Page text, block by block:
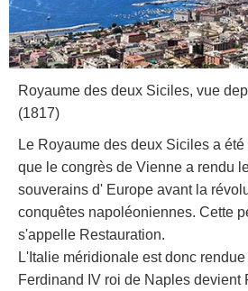
Royaume des deux Siciles, vue
(1817)
Le Royaume des deux Siciles a
que le congrès de Vienne a rendu
souverains d' Europe avant la
conquêtes napoléoniennes. Cette
s'appelle Restauration.
L'Italie méridionale est donc
Ferdinand IV roi de Naples devient